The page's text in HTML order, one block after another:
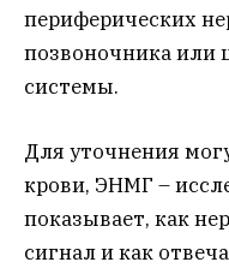
периферических
позвоночника или
системы.
Для уточнения
крови, ЭНМГ –
показывает, как
сигнал и как